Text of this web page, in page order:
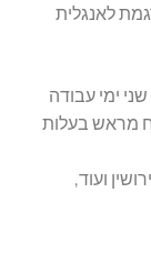
לאנגלית
ימי עבודה
מראש בעלות
ועוד,